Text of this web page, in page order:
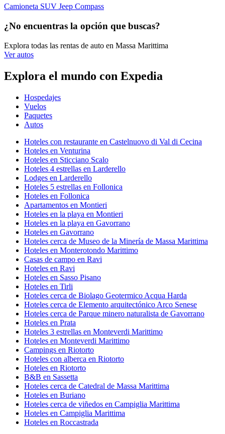
Camioneta SUV Jeep Compass
¿No encuentras la opción que buscas?
Explora todas las rentas de auto en Massa Marittima
Ver autos
Explora el mundo con Expedia
Hospedajes
Vuelos
Paquetes
Autos
Hoteles con restaurante en Castelnuovo di Val di Cecina
Hoteles en Venturina
Hoteles en Sticciano Scalo
Hoteles 4 estrellas en Larderello
Lodges en Larderello
Hoteles 5 estrellas en Follonica
Hoteles en Follonica
Apartamentos en Montieri
Hoteles en la playa en Montieri
Hoteles en la playa en Gavorrano
Hoteles en Gavorrano
Hoteles cerca de Museo de la Minería de Massa Marittima
Hoteles en Monterotondo Marittimo
Casas de campo en Ravi
Hoteles en Ravi
Hoteles en Sasso Pisano
Hoteles en Tirli
Hoteles cerca de Biolago Geotermico Acqua Harda
Hoteles cerca de Elemento arquitectónico Arco Senese
Hoteles cerca de Parque minero naturalista de Gavorrano
Hoteles en Prata
Hoteles 3 estrellas en Monteverdi Marittimo
Hoteles en Monteverdi Marittimo
Campings en Riotorto
Hoteles con alberca en Riotorto
Hoteles en Riotorto
B&B en Sassetta
Hoteles cerca de Catedral de Massa Marittima
Hoteles en Buriano
Hoteles cerca de viñedos en Campiglia Marittima
Hoteles en Campiglia Marittima
Hoteles en Roccastrada